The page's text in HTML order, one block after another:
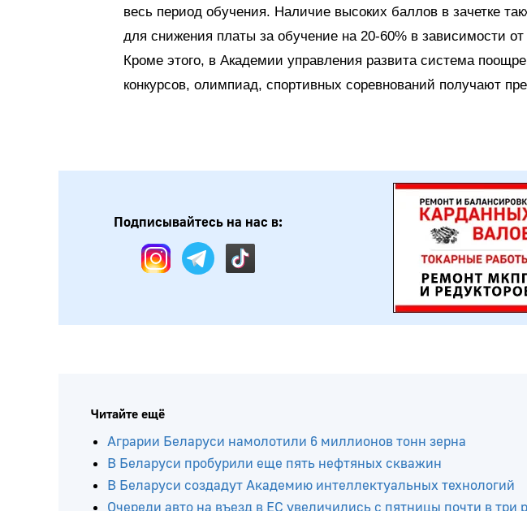
весь период обучения. Наличие высоких баллов в зачетке
для снижения платы за обучение на 20-60% в зависимости от
Кроме этого, в Академии управления развита система
конкурсов, олимпиад, спортивных соревнований получают
Подписывайтесь на нас в:
Читайте ещё
Аграрии Беларуси намолотили 6 миллионов тонн зерна
В Беларуси пробурили еще пять нефтяных скважин
В Беларуси создадут Академию интеллектуальных технологий
Очереди авто на въезд в ЕС увеличились с пятницы почти в три